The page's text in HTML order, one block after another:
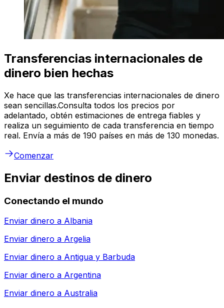
Transferencias internacionales de
dinero bien hechas
Xe hace que las transferencias internacionales de dinero
sean sencillas.Consulta todos los precios por
adelantado, obtén estimaciones de entrega fiables y
realiza un seguimiento de cada transferencia en tiempo
real. Envía a más de 190 países en más de 130 monedas.
Comenzar
Enviar destinos de dinero
Conectando el mundo
Enviar dinero a Albania
Enviar dinero a Argelia
Enviar dinero a Antigua y Barbuda
Enviar dinero a Argentina
Enviar dinero a Australia